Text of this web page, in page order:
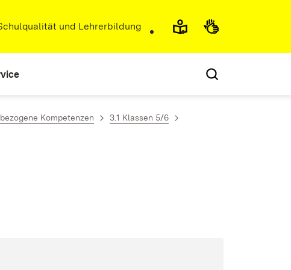
und Lehrerbildung
Kompetenzen
3.1 Klassen 5/6